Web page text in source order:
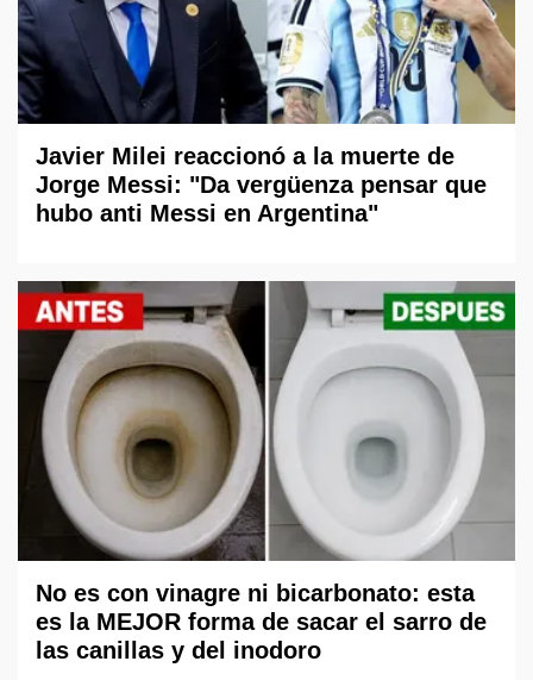
Javier Milei reaccionó a la muerte de
Jorge Messi: "Da vergüenza pensar que
hubo anti Messi en Argentina"
No es con vinagre ni bicarbonato: esta
es la MEJOR forma de sacar el sarro de
las canillas y del inodoro